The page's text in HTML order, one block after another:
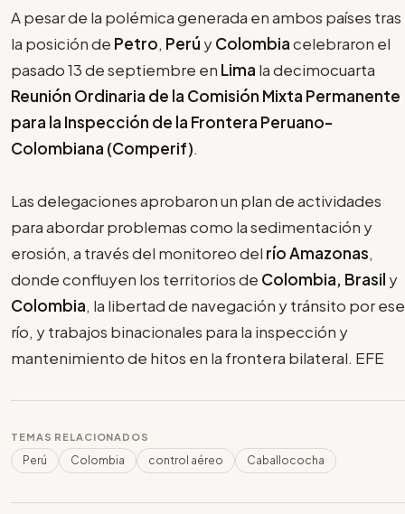
A pesar de la polémica generada en ambos países tras
la posición de Petro, Perú yColombiacelebraron el
pasado 13 de septiembre en Lima la decimocuarta
Reunión Ordinaria de la Comisión Mixta Permanente
para la Inspección de la Frontera Peruano-
Colombiana (Comperif).
Las delegaciones aprobaron un plan de actividades
para abordar problemas como la sedimentación y
erosión, a través del monitoreo del río Amazonas,
donde confluyen los territorios de Colombia, Brasil y
Colombia, la libertad de navegación y tránsito por ese
río, y trabajos binacionales para la inspección y
mantenimiento de hitos en la frontera bilateral. EFE
TEMAS RELACIONADOS
Perú Colombia control aéreo Caballococha